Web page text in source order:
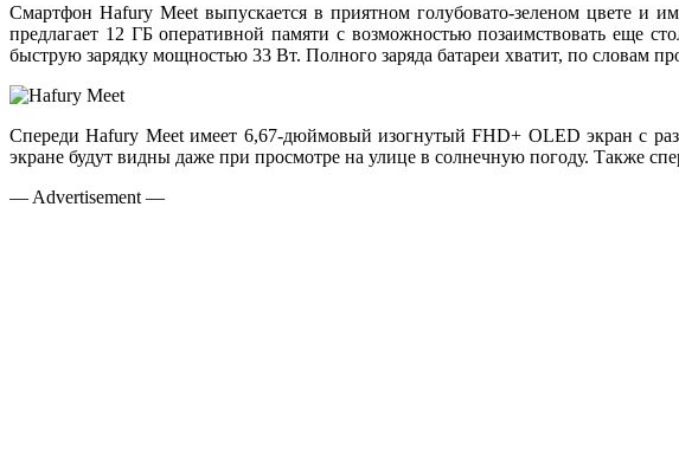
Смартфон Hafury Meet выпускается в приятном голубовато-зеленом цвете и
предлагает 12 ГБ оперативной памяти с возможностью позаимствовать еще
быструю зарядку мощностью 33 Вт. Полного заряда батареи хватит, по словам
Спереди Hafury Meet имеет 6,67-дюймовый изогнутый FHD+ OLED экран с
экране будут видны даже при просмотре на улице в солнечную погоду. Также
— Advertisement —